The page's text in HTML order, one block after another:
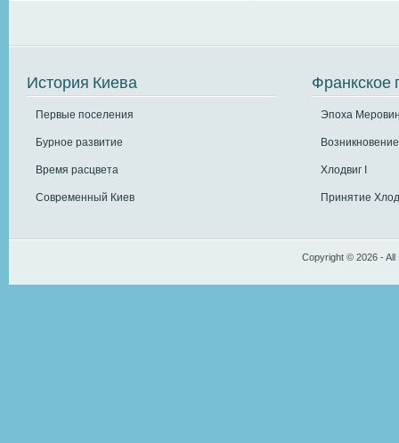
История Киева
Первые поселения
Бурное развитие
Время расцвета
Современный Киев
Франкское
Эпоха
Хлодвиг I
Принятие
Copyright © 2026 -